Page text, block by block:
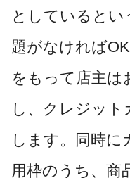
としているとい
題がなければ
をもって店主は
し、クレジット
します。同時に
用枠のうち、商